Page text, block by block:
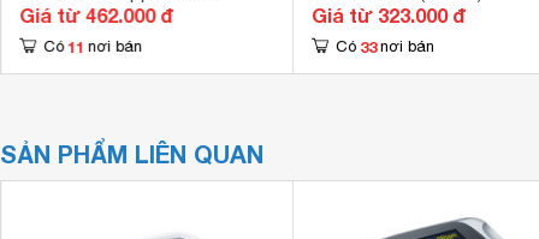
Giá từ 462.000 đ
Có 11 nơi bán
Giá từ 323.000 đ
Có 33 nơi bán
SẢN PHẨM LIÊN QUAN